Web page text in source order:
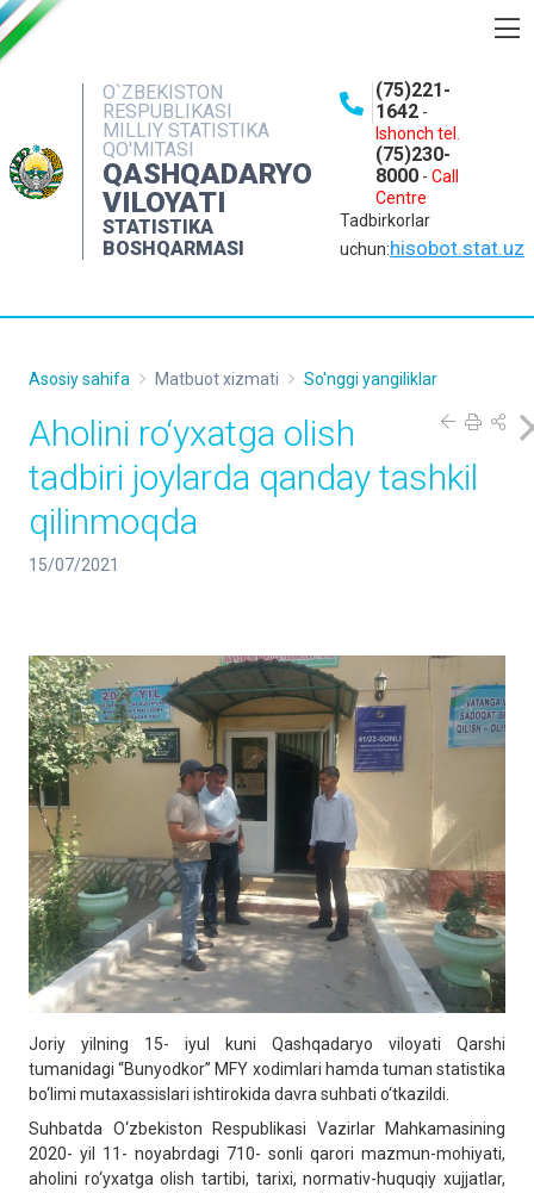
O`ZBEKISTON
RESPUBLIKASI
MILLIY STATISTIKA
QO'MITASI
QASHQADARYO
VILOYATI
STATISTIKA
BOSHQARMASI
(75)221-
1642 -
Ishonch tel.
(75)230-
8000 - Call
Centre
Tadbirkorlar
uchun:hisobot.stat.uz
OCHIQ MA'LUMOTLAR
NASHRLAR
INTERAKTIV XIZMATLAR
MATBUOT XIZMATI
KONTAKTLAR
Asosiy sahifa Matbuot xizmati So'nggi yangiliklar
Aholini ro‘yxatga olish
tadbiri joylarda qanday tashkil
qilinmoqda
15/07/2021
Joriy yilning 15- iyul kuni Qashqadaryo viloyati Qarshi
tumanidagi “Bunyodkor” MFY xodimlari hamda tuman statistika
bo‘limi mutaxassislari ishtirokida davra suhbati o‘tkazildi.
Suhbatda O‘zbekiston Respublikasi Vazirlar Mahkamasining
2020- yil 11- noyabrdagi 710- sonli qarori mazmun-mohiyati,
aholini ro‘yxatga olish tartibi, tarixi, normativ-huquqiy xujjatlar,